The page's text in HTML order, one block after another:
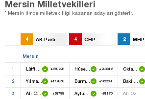
Mersin Milletvekilleri
* Mersin ilinde milletvekilliği kazanan adayları gösterir.
4 AK Parti 4 CHP 2 MHP
Mersin
1 +260928 Hüseyin Çamak +243312 Oktay Öztürk
2 Yılmaz Tezcan +179858 Durmuş Fikri Sağlar +162241
3 Ali Cumhur Taşkın +98788 Aytuğ Atıcı +81170 Ali Öz